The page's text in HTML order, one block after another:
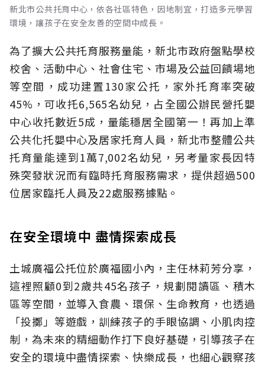
新北市公共托育中心，依各社區特色，因地制宜，打造多元學習
環境，讓孩子在安全友善的空間中成長。
為了擴大公共托育服務量能，新北市政府盤點學校
校舍、活動中心、社會住宅、市場及公益回饋場地
等空間，成功建置130家公托，家外托育率突破
45%，可收托6,565名幼兒，占全國公辦民營托嬰
中心收托數近5成，量能穩居全國第一！再加上準
公共化托嬰中心及居家托育人員，新北市整體公共
托育量能達到1萬7,002名幼兒，另考量家長因特
殊突發狀況而有臨時托育服務需求，提供超過500
位居家臨托人員及22處服務據點。
在安全環境中 盡情探索成長
土城廣福公托位於廣福國小內，主任林莉芳分享，
這裡照顧0到2歲共45名孩子，規劃閱讀區、積木
區等空間，並導入食農、環保、生命教育，也透過
「投擲」等遊戲，訓練孩子的手眼協調、小肌肉控
制，為未來的精細動作打下良好基礎，引導孩子在
安全的環境中盡情探索、快樂成長，也細心觀察孩